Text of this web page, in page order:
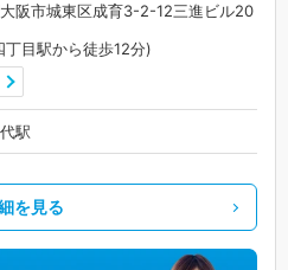
阪市城東区成育3-2-12三進ビル20
丁目駅から徒歩12分)
駅
を見る